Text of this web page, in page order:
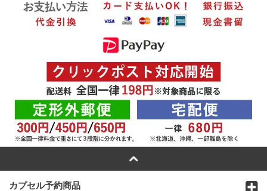
カプセル予約商品